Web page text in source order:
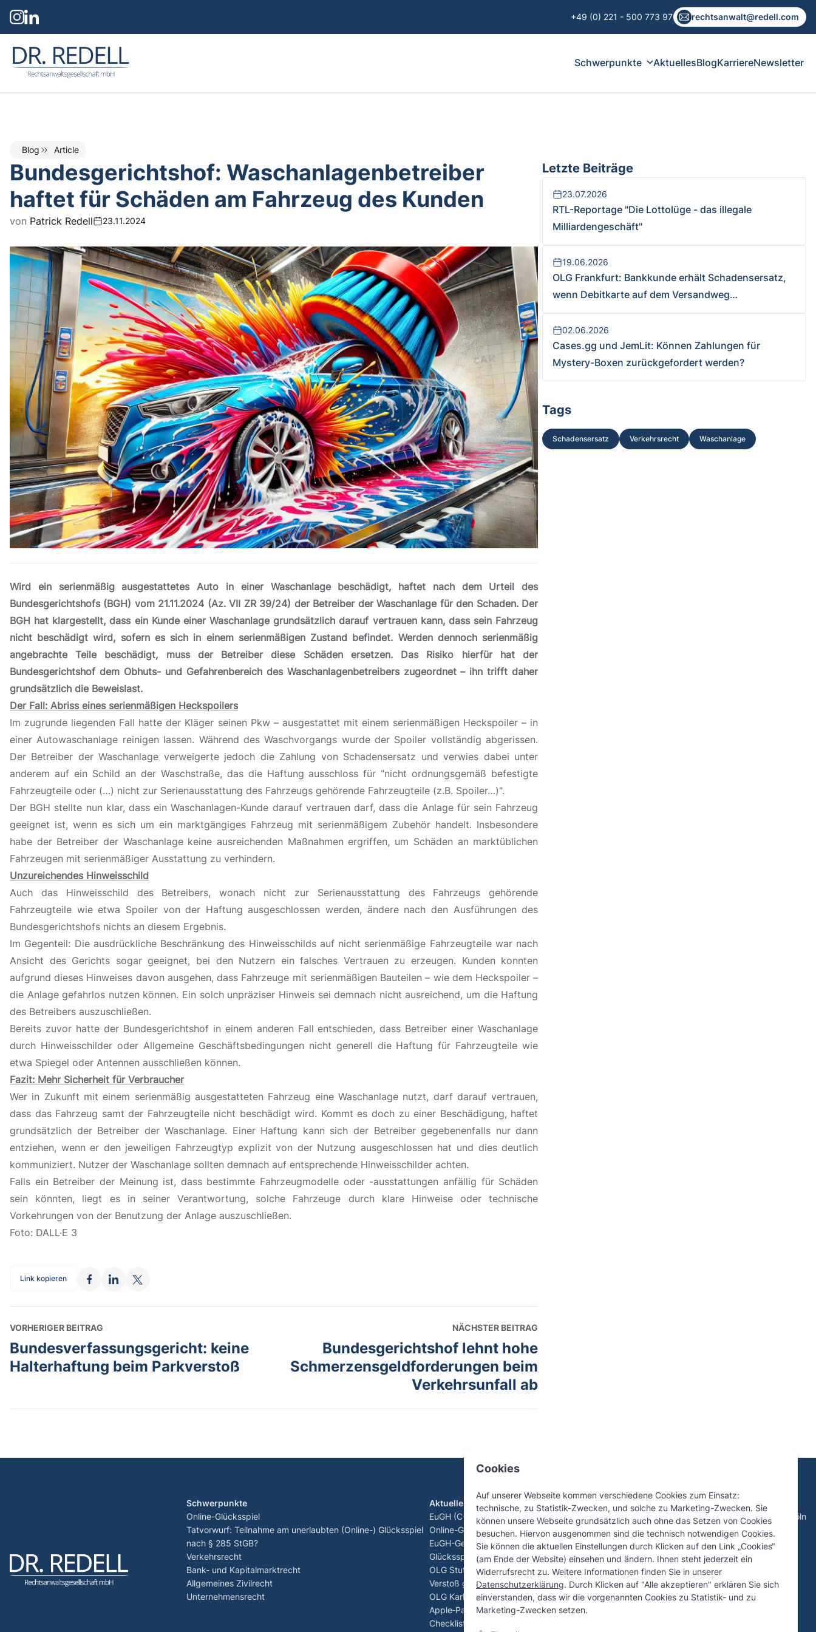
+49 (0) 221 - 500 773 97 rechtsanwalt@redell.com
Dr. Redell Rechtsanwaltsgesellschaft mbH
Schwerpunkte AktuellesBlogKarriereNewsletter
Blog Article
Bundesgerichtshof: Waschanlagenbetreiber
haftet für Schäden am Fahrzeug des Kunden
von Patrick Redell 23.11.2024
Wird ein serienmäßig ausgestattetes Auto in einer Waschanlage beschädigt, haftet nach dem Urteil des
Bundesgerichtshofs (BGH) vom 21.11.2024 (Az. VII ZR 39/24) der Betreiber der Waschanlage für den Schaden. Der
BGH hat klargestellt, dass ein Kunde einer Waschanlage grundsätzlich darauf vertrauen kann, dass sein Fahrzeug
nicht beschädigt wird, sofern es sich in einem serienmäßigen Zustand befindet. Werden dennoch serienmäßig
angebrachte Teile beschädigt, muss der Betreiber diese Schäden ersetzen. Das Risiko hierfür hat der
Bundesgerichtshof dem Obhuts- und Gefahrenbereich des Waschanlagenbetreibers zugeordnet – ihn trifft daher
grundsätzlich die Beweislast.
Der Fall: Abriss eines serienmäßigen Heckspoilers
Im zugrunde liegenden Fall hatte der Kläger seinen Pkw – ausgestattet mit einem serienmäßigen Heckspoiler – in
einer Autowaschanlage reinigen lassen. Während des Waschvorgangs wurde der Spoiler vollständig abgerissen.
Der Betreiber der Waschanlage verweigerte jedoch die Zahlung von Schadensersatz und verwies dabei unter
anderem auf ein Schild an der Waschstraße, das die Haftung ausschloss für "nicht ordnungsgemäß befestigte
Fahrzeugteile oder (…) nicht zur Serienausstattung des Fahrzeugs gehörende Fahrzeugteile (z.B. Spoiler…)".
Der BGH stellte nun klar, dass ein Waschanlagen-Kunde darauf vertrauen darf, dass die Anlage für sein Fahrzeug
geeignet ist, wenn es sich um ein marktgängiges Fahrzeug mit serienmäßigem Zubehör handelt. Insbesondere
habe der Betreiber der Waschanlage keine ausreichenden Maßnahmen ergriffen, um Schäden an marktüblichen
Fahrzeugen mit serienmäßiger Ausstattung zu verhindern.
Unzureichendes Hinweisschild
Auch das Hinweisschild des Betreibers, wonach nicht zur Serienausstattung des Fahrzeugs gehörende
Fahrzeugteile wie etwa Spoiler von der Haftung ausgeschlossen werden, ändere nach den Ausführungen des
Bundesgerichtshofs nichts an diesem Ergebnis.
Im Gegenteil: Die ausdrückliche Beschränkung des Hinweisschilds auf nicht serienmäßige Fahrzeugteile war nach
Ansicht des Gerichts sogar geeignet, bei den Nutzern ein falsches Vertrauen zu erzeugen. Kunden konnten
aufgrund dieses Hinweises davon ausgehen, dass Fahrzeuge mit serienmäßigen Bauteilen – wie dem Heckspoiler –
die Anlage gefahrlos nutzen können. Ein solch unpräziser Hinweis sei demnach nicht ausreichend, um die Haftung
des Betreibers auszuschließen.
Bereits zuvor hatte der Bundesgerichtshof in einem anderen Fall entschieden, dass Betreiber einer Waschanlage
durch Hinweisschilder oder Allgemeine Geschäftsbedingungen nicht generell die Haftung für Fahrzeugteile wie
etwa Spiegel oder Antennen ausschließen können.
Fazit: Mehr Sicherheit für Verbraucher
Wer in Zukunft mit einem serienmäßig ausgestatteten Fahrzeug eine Waschanlage nutzt, darf darauf vertrauen,
dass das Fahrzeug samt der Fahrzeugteile nicht beschädigt wird. Kommt es doch zu einer Beschädigung, haftet
grundsätzlich der Betreiber der Waschanlage. Einer Haftung kann sich der Betreiber gegebenenfalls nur dann
entziehen, wenn er den jeweiligen Fahrzeugtyp explizit von der Nutzung ausgeschlossen hat und dies deutlich
kommuniziert. Nutzer der Waschanlage sollten demnach auf entsprechende Hinweisschilder achten.
Falls ein Betreiber der Meinung ist, dass bestimmte Fahrzeugmodelle oder -ausstattungen anfällig für Schäden
sein könnten, liegt es in seiner Verantwortung, solche Fahrzeuge durch klare Hinweise oder technische
Vorkehrungen von der Benutzung der Anlage auszuschließen.
Foto: DALL·E 3
Link kopieren
VORHERIGER BEITRAG
Bundesverfassungsgericht: keine
Halterhaftung beim Parkverstoß
NÄCHSTER BEITRAG
Bundesgerichtshof lehnt hohe
Schmerzensgeldforderungen beim
Verkehrsunfall ab
Letzte Beiträge
23.07.2026
RTL-Reportage "Die Lottolüge - das illegale
Milliardengeschäft"
19.06.2026
OLG Frankfurt: Bankkunde erhält Schadensersatz,
wenn Debitkarte auf dem Versandweg
abhandenkommt und unbefugt Geld abgehoben
wird02.06.2026
Cases.gg und JemLit: Können Zahlungen für
Mystery-Boxen zurückgefordert werden?
Tags
Schadensersatz Verkehrsrecht Waschanlage
Schwerpunkte
Online-Glücksspiel
Tatvorwurf: Teilnahme am unerlaubten (Online-) Glücksspiel
nach § 285 StGB?
Verkehrsrecht
Bank- und Kapitalmarktrecht
Allgemeines Zivilrecht
Unternehmensrecht
Aktuelles
EuGH (C-440/23): Spieler können Verluste aus illegalem
Online-Glücksspiel zurückfordern
EuGH-Generalanwalt sorgt für Paukenschlag beim Online-
Glücksspiel – C-530/24 Tipico Sportwetten
OLG Stuttgart stärkt Verbraucherrechte – Geld zurück bei
Verstoß gegen 1.000-€-Einzahlungslimit
OLG Karlsruhe stärkt Verbraucherrechte bei
Apple‑Pay‑Betrug
Checkliste: Vorzeitige Löschung erledigter negativer
Kontakt
Eupener Straße 67, 50933 Köln
rechtsanwalt@redell.com
+49 (0) 221 - 500 773 97
Cookies
Auf unserer Webseite kommen verschiedene Cookies zum Einsatz:
technische, zu Statistik-Zwecken, und solche zu Marketing-Zwecken. Sie
können unsere Webseite grundsätzlich auch ohne das Setzen von Cookies
besuchen. Hiervon ausgenommen sind die technisch notwendigen Cookies.
Sie können die aktuellen Einstellungen durch Klicken auf den Link „Cookies“
(am Ende der Website) einsehen und ändern. Ihnen steht jederzeit ein
Widerrufsrecht zu. Weitere Informationen finden Sie in unserer
Datenschutzerklärung. Durch Klicken auf "Alle akzeptieren" erklären Sie sich
einverstanden, dass wir die vorgenannten Cookies zu Statistik- und zu
Marketing-Zwecken setzen.